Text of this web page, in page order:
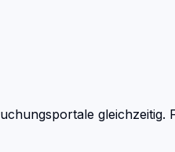
gleichzeitig.